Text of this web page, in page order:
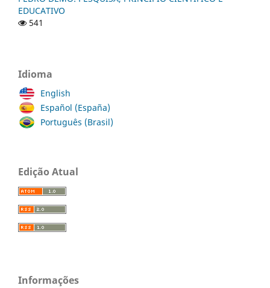
EDUCATIVO
541
Idioma
English
Español (España)
Português (Brasil)
Edição Atual
Informações